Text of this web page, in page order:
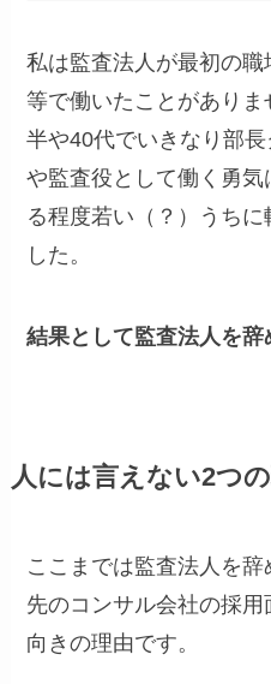
私は監査法人が最初の
等で働いたことがあり
半や40代でいきなり部
や監査役として働く勇
る程度若い（？）うち
した。
結果として監査法人を
人には言えない2つ
ここまでは監査法人を
先のコンサル会社の採
向きの理由です。